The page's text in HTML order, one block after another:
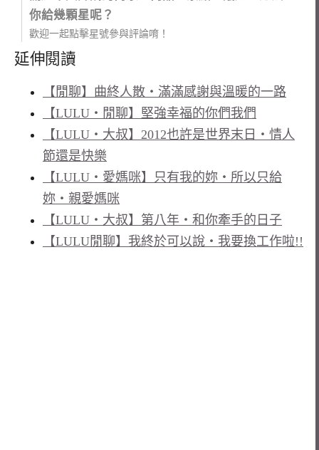
你給幾顆星呢？
歡迎一起點擊星號參與評論唷！
延伸閱讀
【閒聊】曲終人散‧滿滿感謝與溫暖的一路
【LULU‧閒聊】堅強幸福的你們我們
【LULU‧大叔】2012也許是世界末日‧情人
節還是快樂
【LULU‧愛媽咪】只有我的妳‧所以只給
妳‧親愛媽咪
【LULU‧大叔】第八年‧和你牽手的日子
【LULU閒聊】我終於可以說‧我要換工作啦!!